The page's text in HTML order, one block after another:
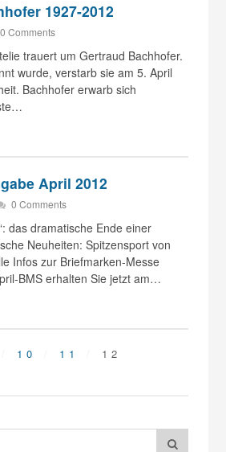
1927-2012
0 Comments
trauert um Gertraud Bachhofer.
wurde, verstarb sie am 5. April
Bachhofer erwarb sich
April 2012
0 Comments
das dramatische Ende einer
Neuheiten: Spitzensport von
Infos zur Briefmarken-Messe
BMS erhalten Sie jetzt am…
10 11 12